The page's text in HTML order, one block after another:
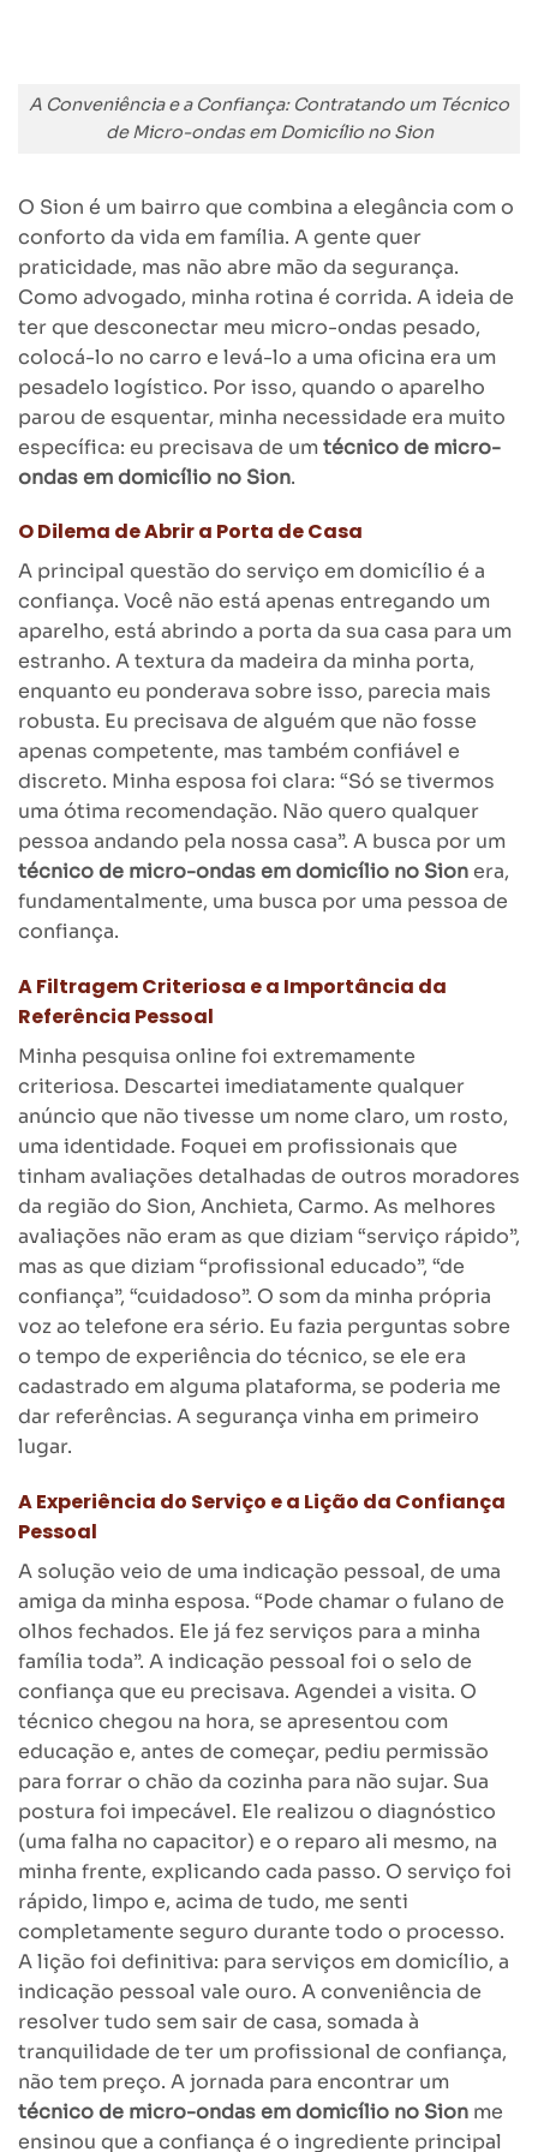
A Conveniência e a Confiança: Contratando um Técnico
de Micro-ondas em Domicílio no Sion
O Sion é um bairro que combina a elegância com o
conforto da vida em família. A gente quer
praticidade, mas não abre mão da segurança.
Como advogado, minha rotina é corrida. A ideia de
ter que desconectar meu micro-ondas pesado,
colocá-lo no carro e levá-lo a uma oficina era um
pesadelo logístico. Por isso, quando o aparelho
parou de esquentar, minha necessidade era muito
específica: eu precisava de umtécnico de micro-
ondas em domicílio no Sion.
O Dilema de Abrir a Porta de Casa
A principal questão do serviço em domicílio é a
confiança. Você não está apenas entregando um
aparelho, está abrindo a porta da sua casa para um
estranho. A textura da madeira da minha porta,
enquanto eu ponderava sobre isso, parecia mais
robusta. Eu precisava de alguém que não fosse
apenas competente, mas também confiável e
discreto. Minha esposa foi clara: “Só se tivermos
uma ótima recomendação. Não quero qualquer
pessoa andando pela nossa casa”. A busca por um
técnico de micro-ondas em domicílio no Sionera,
fundamentalmente, uma busca por uma pessoa de
confiança.
A Filtragem Criteriosa e a Importância da
Referência Pessoal
Minha pesquisa online foi extremamente
criteriosa. Descartei imediatamente qualquer
anúncio que não tivesse um nome claro, um rosto,
uma identidade. Foquei em profissionais que
tinham avaliações detalhadas de outros moradores
da região do Sion, Anchieta, Carmo. As melhores
avaliações não eram as que diziam “serviço rápido”,
mas as que diziam “profissional educado”, “de
confiança”, “cuidadoso”. O som da minha própria
voz ao telefone era sério. Eu fazia perguntas sobre
o tempo de experiência do técnico, se ele era
cadastrado em alguma plataforma, se poderia me
dar referências. A segurança vinha em primeiro
lugar.
A Experiência do Serviço e a Lição da Confiança
Pessoal
A solução veio de uma indicação pessoal, de uma
amiga da minha esposa. “Pode chamar o fulano de
olhos fechados. Ele já fez serviços para a minha
família toda”. A indicação pessoal foi o selo de
confiança que eu precisava. Agendei a visita. O
técnico chegou na hora, se apresentou com
educação e, antes de começar, pediu permissão
para forrar o chão da cozinha para não sujar. Sua
postura foi impecável. Ele realizou o diagnóstico
(uma falha no capacitor) e o reparo ali mesmo, na
minha frente, explicando cada passo. O serviço foi
rápido, limpo e, acima de tudo, me senti
completamente seguro durante todo o processo.
A lição foi definitiva: para serviços em domicílio, a
indicação pessoal vale ouro. A conveniência de
resolver tudo sem sair de casa, somada à
tranquilidade de ter um profissional de confiança,
não tem preço. A jornada para encontrar um
técnico de micro-ondas em domicílio no Sion me
ensinou que a confiança é o ingrediente principal